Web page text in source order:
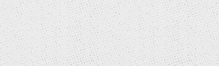
ne va pas forcément
d'Abord, il y a des
lièvres sont les plus
aura toujours de la
L'Escargot